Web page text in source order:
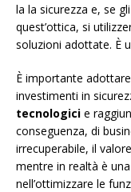
la la sicurezza e, se
quest’ottica, si
soluzioni adottate. È
È importante
investimenti in
tecnologici e
conseguenza, di
irrecuperabile, il
mentre in realtà è
nell’ottimizzare le